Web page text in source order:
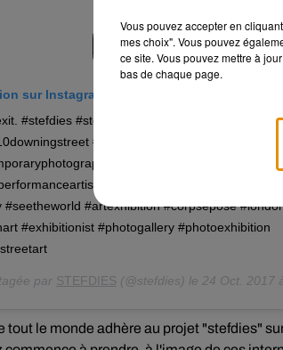
sur Instagram
#stefdies #stefdiesinlondon #brexit #foundart
#westminster #antiselfie
#contmporaryart
#femaleartist #faceplant
#seetheworld #artexhibition #corpsepose
#exhibitionist #photogallery #photoexhibition
par STEFDIES (@stefdies) le 24 Oct. 2017 à
tout le monde adhère au projet "stefdies"
Vous pouvez accepter en
mes choix". Vous pouvez
ce site. Vous pouvez mettre à
bas de chaque page.